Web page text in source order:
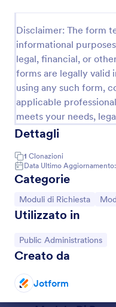
Disclaimer: The form
informational
legal, financial, or
forms are legally valid
using any such form,
applicable
meets your needs,
Dettagli
1 Clonazioni
Data Ultimo Aggiornamento:
Categorie
Vai alla Categoria:
Moduli di Richiesta Vai
Utilizzato in
Vai alla Categoria:
Public Administrations
Creato da
Jotform